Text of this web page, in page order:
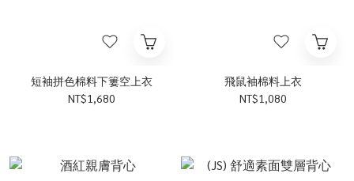
短袖拼色棉料下簍空上衣
NT$1,680
飛鼠袖棉料上衣
NT$1,080